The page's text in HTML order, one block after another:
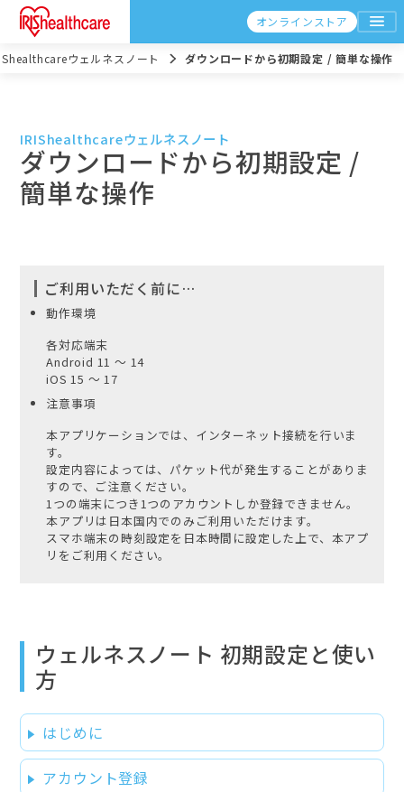
オンラインストア
ウェルネスノート ダウンロードから初期設定 / 簡単な操作
IRIShealthcareウェルネスノート
ダウンロードから初期設定 /
簡単な操作
ご利用いただく前に…
動作環境
各対応端末
Android 11 ～ 14
iOS 15 ～ 17
注意事項
本アプリケーションでは、インターネット接続を行いま
す。
設定内容によっては、パケット代が発生することがありま
すので、ご注意ください。
1つの端末につき1つのアカウントしか登録できません。
本アプリは日本国内でのみご利用いただけます。
スマホ端末の時刻設定を日本時間に設定した上で、本アプ
リをご利用ください。
ウェルネスノート 初期設定と使い
方
はじめに
アカウント登録